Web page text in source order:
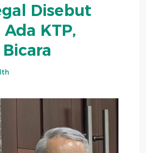
Disebut
KTP,